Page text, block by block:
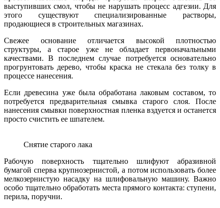
выступивших смол, чтобы не нарушать процесс адгезии. Для
этого существуют специализированные растворы,
продающиеся в строительных магазинах.
Свежее основание отличается высокой плотностью
структуры, а старое уже не обладает первоначальными
качествами. В последнем случае потребуется основательно
прогрунтовать дерево, чтобы краска не стекала без толку в
процессе нанесения.
Если древесина уже была обработана лаковым составом, то
потребуется предварительная смывка старого слоя. После
нанесения смывки поверхностная пленка вздуется и останется
просто счистить ее шпателем.
Снятие старого лака
Рабочую поверхность тщательно шлифуют абразивной
бумагой сперва крупнозернистой, а потом использовать более
мелкозернистую насадку на шлифовальную машину. Важно
особо тщательно обработать места прямого контакта: ступени,
перила, поручни.